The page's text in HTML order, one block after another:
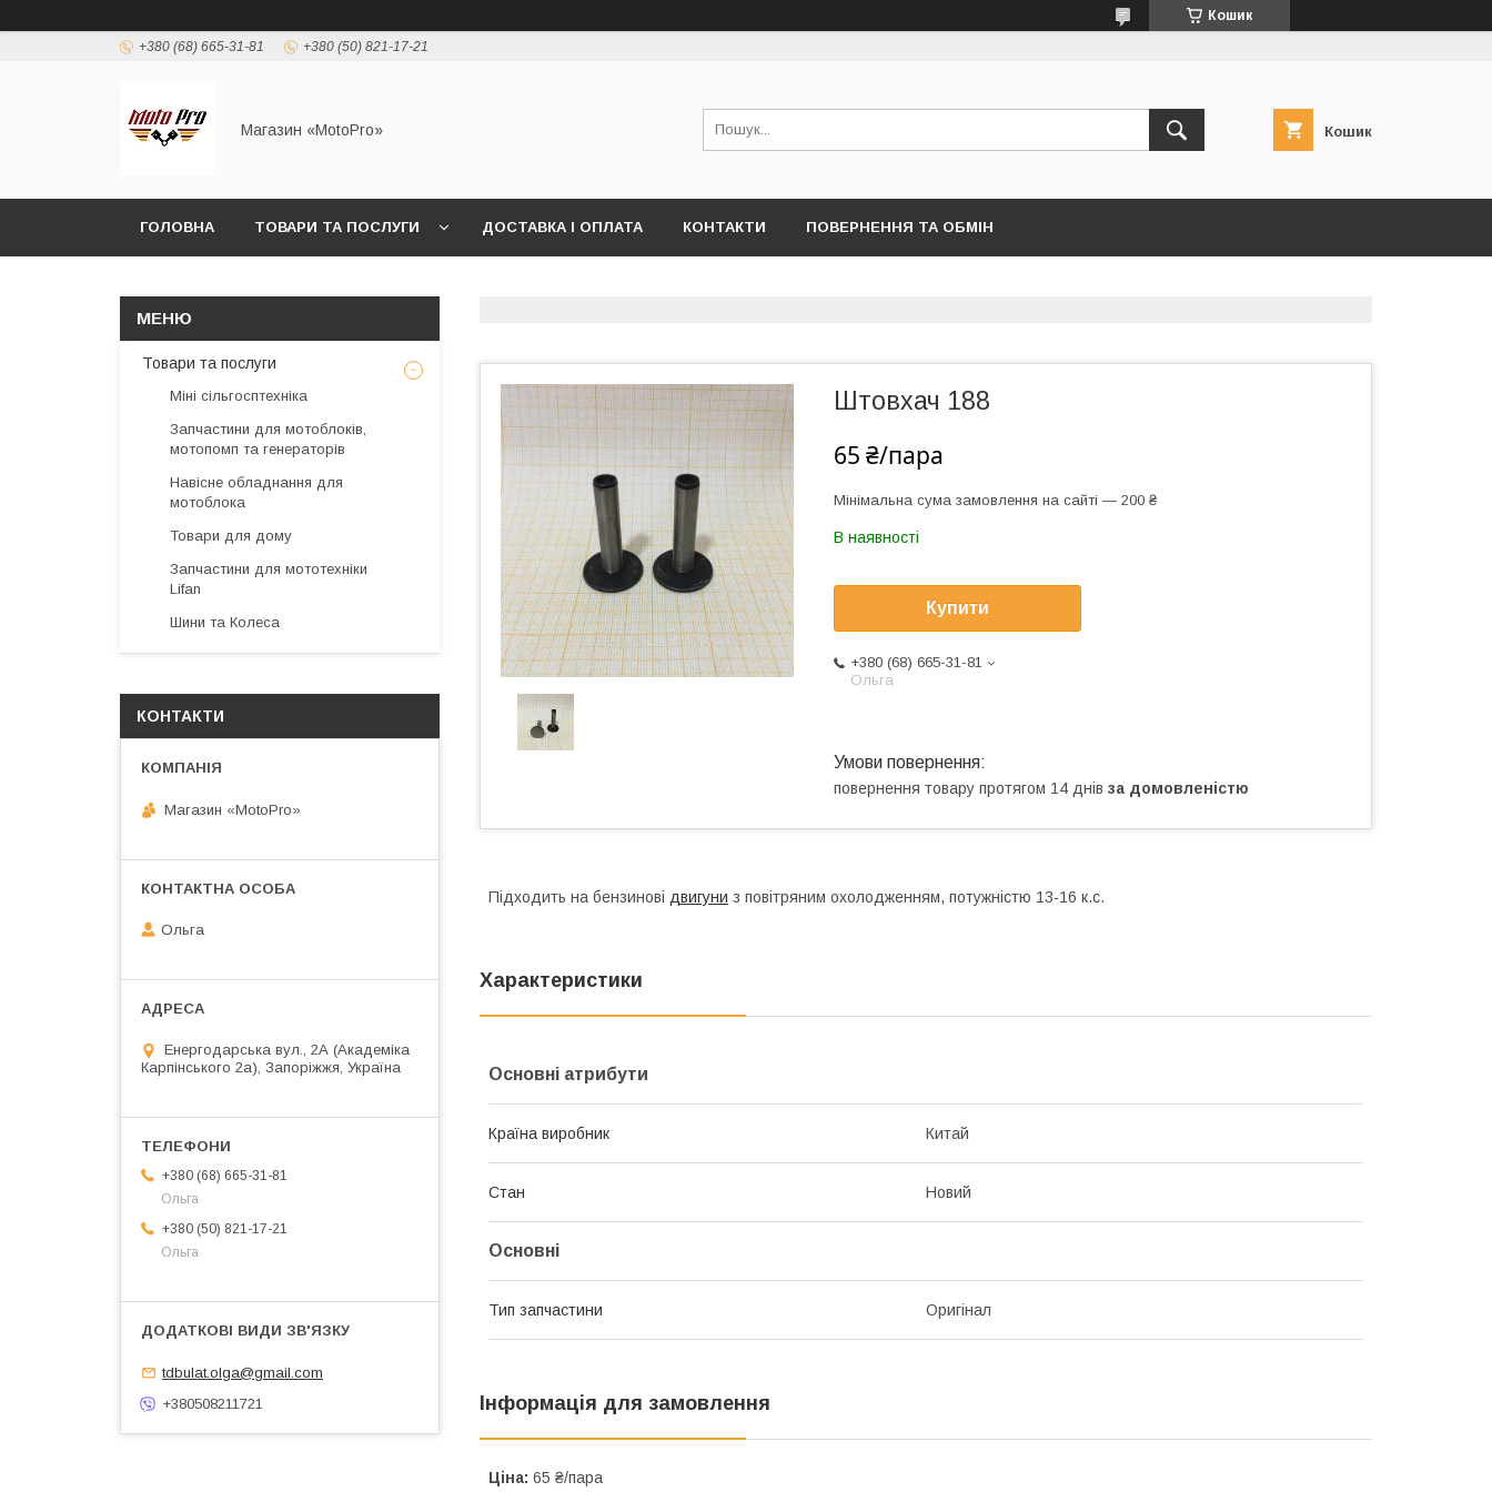
Кошик
+380 (68) 665-31-81 +380 (50) 821-17-21
Магазин «MotoPro» Кошик
ГОЛОВНА ТОВАРИ ТА ПОСЛУГИ ДОСТАВКА І ОПЛАТА КОНТАКТИ ПОВЕРНЕННЯ ТА ОБМІН
Штовхач 188
65 ₴/пара
Мінімальна сума замовлення на сайті — 200 ₴
В наявності
Купити
+380 (68) 665-31-81
Ольга
повернення товару протягом 14 днів за домовленістю
Підходить на бензинові двигуни з повітряним охолодженням, потужністю 13-16 к.с.
Характеристики
Основні атрибути
Країна виробник Китай
Стан Новий
Основні
Тип запчастини Оригінал
Інформація для замовлення
Ціна: 65 ₴/пара
Товари та послуги
Міні сільгосптехніка
Запчастини для мотоблоків,
мотопомп та генераторів
Навісне обладнання для
мотоблока
Товари для дому
Запчастини для мототехніки
Lifan
Шини та Колеса
КОНТАКТИ
Магазин «MotoPro»
Ольга
Енергодарська вул., 2А (Академіка
Карпінського 2а), Запоріжжя, Україна
+380 (68) 665-31-81
Ольга
+380 (50) 821-17-21
Ольга
tdbulat.olga@gmail.com
+380508211721